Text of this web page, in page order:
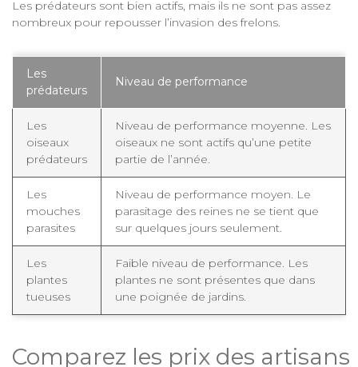
Les prédateurs sont bien actifs, mais ils ne sont pas assez
nombreux pour repousser l’invasion des frelons.
Les
prédateurs
Niveau de performance
Les
oiseaux
prédateurs
Niveau de performance moyenne. Les
oiseaux ne sont actifs qu’une petite
partie de l’année.
Les
mouches
parasites
Niveau de performance moyen. Le
parasitage des reines ne se tient que
sur quelques jours seulement.
Les
plantes
tueuses
Faible niveau de performance. Les
plantes ne sont présentes que dans
une poignée de jardins.
Comparez les prix des artisans